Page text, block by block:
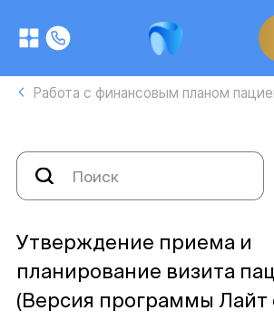
Работа с финансовым планом
Утверждение приема и
планирование визита
(Версия программы Лайт